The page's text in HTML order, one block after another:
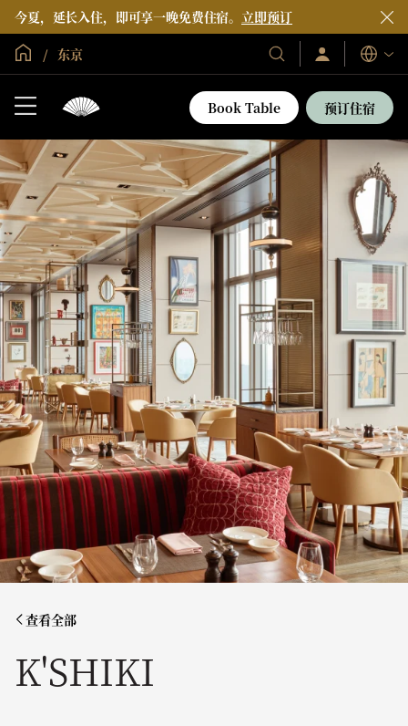
今夏，延长入住，即可享一晚免费住宿。 立即预订
全球首页
东京
我
们
的
酒
和
度
假
村
登
录/
即
加
入
语
言
Book Table 预订住宿
查看全部
K'SHIKI